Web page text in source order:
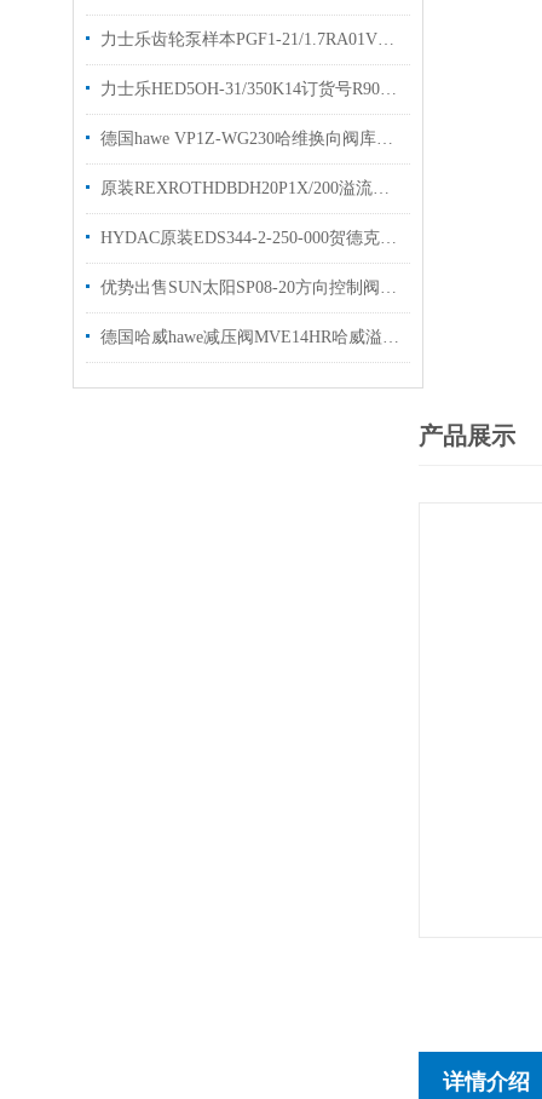
力士乐齿轮泵样本PGF1-21/1.7RA01VP1原装现货库存
力士乐HED5OH-31/350K14订货号R9011826323
德国hawe VP1Z-WG230哈维换向阀库存欢迎选购
原装REXROTHDBDH20P1X/200溢流阀R900432103简介
HYDAC原装EDS344-2-250-000贺德克压力开关
优势出售SUN太阳SP08-20方向控制阀有库存
德国哈威hawe减压阀MVE14HR哈威溢流阀现货出售
产品展示
详情介绍